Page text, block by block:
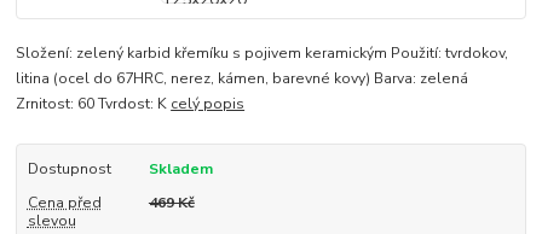
Složení: zelený karbid křemíku s pojivem keramickým Použití: tvrdokov,
litina (ocel do 67HRC, nerez, kámen, barevné kovy) Barva: zelená
Zrnitost: 60 Tvrdost: K celý popis
Dostupnost
Skladem
Cena před
slevou
469 Kč